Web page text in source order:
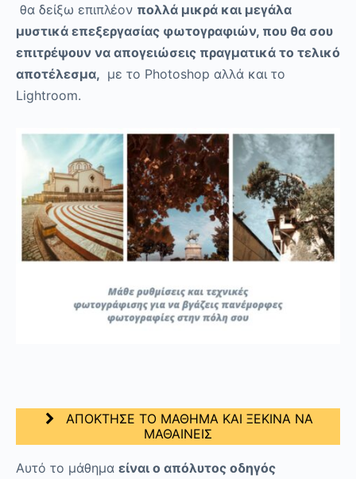
θα δείξω επιπλέον πολλά μικρά και μεγάλα
μυστικά επεξεργασίας φωτογραφιών, που θα σου
επιτρέψουν να απογειώσεις πραγματικά το τελικό
αποτέλεσμα, με το Photoshop αλλά και το
Lightroom.
ΑΠΟΚΤΗΣΕ ΤΟ ΜΑΘΗΜΑ ΚΑΙ ΞΕΚΙΝΑ ΝΑ
ΜΑΘΑΙΝΕΙΣ
Αυτό το μάθημα είναι ο απόλυτος οδηγός